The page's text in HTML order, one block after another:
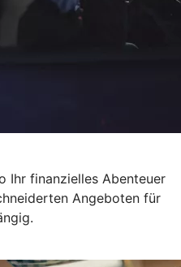
Ihr finanzielles Abenteuer
Angeboten für